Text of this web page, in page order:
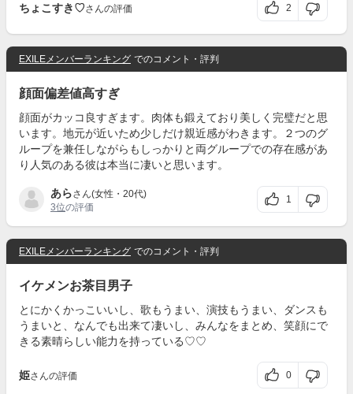
ちょこすき♡さんの評価 2
EXILEメンバーランキング でのコメント・評判
顔面偏差値高すぎ
顔面がカッコ良すぎます。肉体も鍛えており美しく完璧だと思
います。地元が近いため少しだけ親近感がわきます。２つのグ
ループを兼任しながらもしっかりと両グループでの存在感があ
り人気のある彼は本当に凄いと思います。
あらさん(女性・20代)
3位の評価
1
EXILEメンバーランキング でのコメント・評判
イケメンお茶目男子
とにかくかっこいいし、歌もうまい、演技もうまい、ダンスも
うまいと、なんでも出来て凄いし、みんなをまとめ、笑顔にで
きる素晴らしい能力を持っている♡♡
姫さんの評価 0